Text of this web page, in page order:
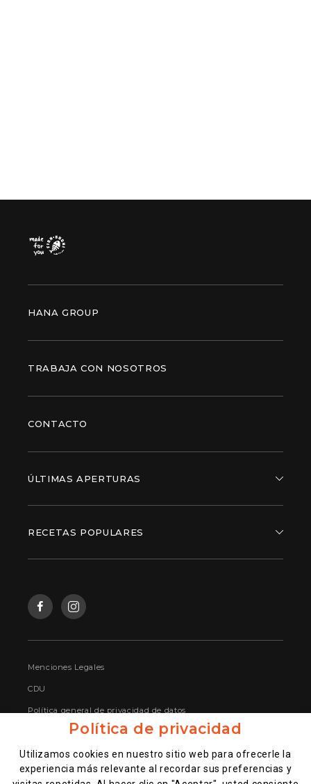
HANA GROUP
TRABAJA CON NOSOTROS
CONTACTO
ÚLTIMAS APERTURAS
RECETAS POPULARES
Menciones Legales
CDU
Política general de privacidad de datos
Gestione sus datos personales
Bases legales sorteo encuesta satisfacción
Shikku Market – Alcobendas
Política de privacidad
Utilizamos cookies en nuestro sitio web para ofrecerle la
experiencia más relevante al recordar sus preferencias y